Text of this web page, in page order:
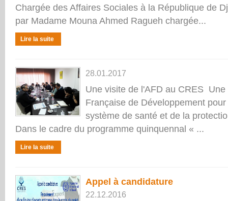
Chargée des Affaires Sociales à la République de
par Madame Mouna Ahmed Ragueh chargée...
Lire la suite
28.01.2017
Une visite de l'AFD au CRES Une
Française de Développement
système de santé et de la
Dans le cadre du programme quinquennal « ...
Lire la suite
Appel à candidature
22.12.2016